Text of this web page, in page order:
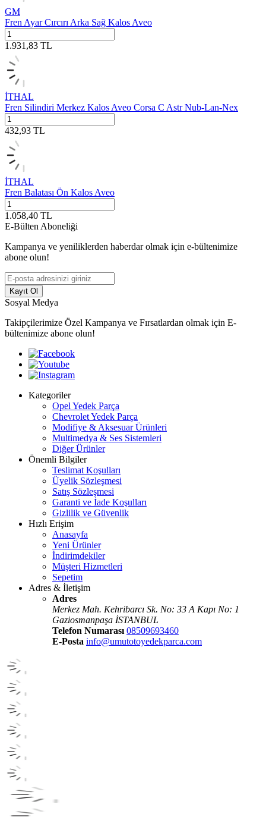
GM
Fren Ayar Cırcırı Arka Sağ Kalos Aveo
1.931,83 TL
İTHAL
Fren Silindiri Merkez Kalos Aveo Corsa C Astr Nub-Lan-Nex
432,93 TL
İTHAL
Fren Balatası Ön Kalos Aveo
1.058,40 TL
E-Bülten Aboneliği
Kampanya ve yeniliklerden haberdar olmak için e-bültenimize
abone olun!
Kayıt Ol
Sosyal Medya
Takipçilerimize Özel Kampanya ve Fırsatlardan olmak için E-
bültenimize abone olun!
Kategoriler
Opel Yedek Parça
Chevrolet Yedek Parça
Modifiye & Aksesuar Ürünleri
Multimedya & Ses Sistemleri
Diğer Ürünler
Önemli Bilgiler
Teslimat Koşulları
Üyelik Sözleşmesi
Satış Sözleşmesi
Garanti ve İade Koşulları
Gizlilik ve Güvenlik
Hızlı Erişim
Anasayfa
Yeni Ürünler
İndirimdekiler
Müşteri Hizmetleri
Sepetim
Adres & İletişim
Adres
Merkez Mah. Kehribarcı Sk. No: 33 A Kapı No: 1
Gaziosmanpaşa İSTANBUL
Telefon Numarası 08509693460
E-Posta info@umutotoyedekparca.com